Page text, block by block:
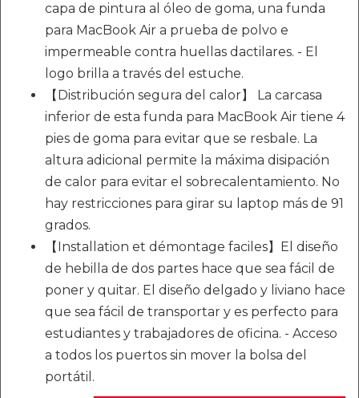
capa de pintura al óleo de goma, una funda
para MacBook Air a prueba de polvo e
impermeable contra huellas dactilares. - El
logo brilla a través del estuche.
【Distribución segura del calor】 La carcasa
inferior de esta funda para MacBook Air tiene 4
pies de goma para evitar que se resbale. La
altura adicional permite la máxima disipación
de calor para evitar el sobrecalentamiento. No
hay restricciones para girar su laptop más de 91
grados.
【Installation et démontage faciles】El diseño
de hebilla de dos partes hace que sea fácil de
poner y quitar. El diseño delgado y liviano hace
que sea fácil de transportar y es perfecto para
estudiantes y trabajadores de oficina. - Acceso
a todos los puertos sin mover la bolsa del
portátil.